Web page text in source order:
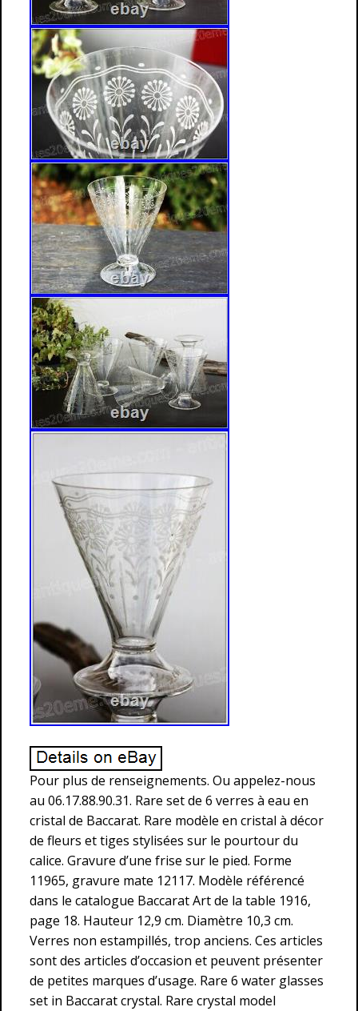
Pour plus de renseignements. Ou appelez-nous
au 06.17.88.90.31. Rare set de 6 verres à eau en
cristal de Baccarat. Rare modèle en cristal à décor
de fleurs et tiges stylisées sur le pourtour du
calice. Gravure d’une frise sur le pied. Forme
11965, gravure mate 12117. Modèle référencé
dans le catalogue Baccarat Art de la table 1916,
page 18. Hauteur 12,9 cm. Diamètre 10,3 cm.
Verres non estampillés, trop anciens. Ces articles
sont des articles d’occasion et peuvent présenter
de petites marques d’usage. Rare 6 water glasses
set in Baccarat crystal. Rare crystal model